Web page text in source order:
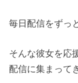
毎日配信をずっ
そんな彼女を応
配信に集まって